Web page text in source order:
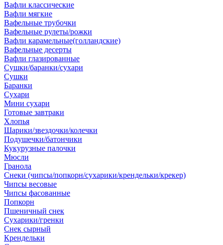
Вафли классические
Вафли мягкие
Вафельные трубочки
Вафельные рулеты/рожки
Вафли карамельные(голландские)
Вафельные десерты
Вафли глазированные
Сушки/баранки/сухари
Сушки
Баранки
Сухари
Мини сухари
Готовые завтраки
Хлопья
Шарики/звездочки/колечки
Подушечки/батончики
Кукурузные палочки
Мюсли
Гранола
Снеки (чипсы/попкорн/сухарики/крендельки/крекер)
Чипсы весовые
Чипсы фасованные
Попкорн
Пшеничный снек
Сухарики/гренки
Снек сырный
Крендельки